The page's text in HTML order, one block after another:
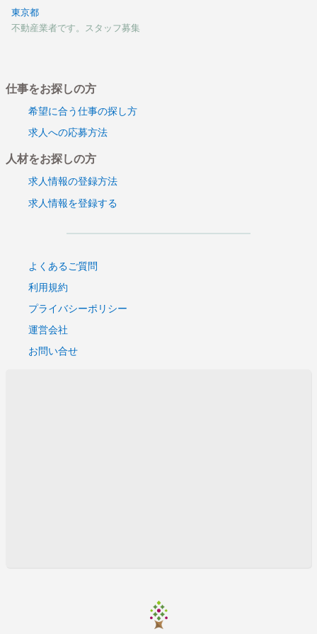
東京都
不動産業者です。スタッフ募集
仕事をお探しの方
希望に合う仕事の探し方
求人への応募方法
人材をお探しの方
求人情報の登録方法
求人情報を登録する
よくあるご質問
利用規約
プライバシーポリシー
運営会社
お問い合せ